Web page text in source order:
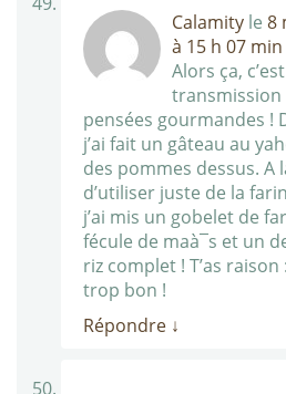
Calamity le 8
à 15 h 07 min
Alors ça,
transmission
pensées gourmandes !
j’ai fait un gâteau au
des pommes dessus. A
d’utiliser juste de la
j’ai mis un gobelet de
fécule de maà¯s et un
riz complet ! T’as raison
trop bon !
Répondre ↓